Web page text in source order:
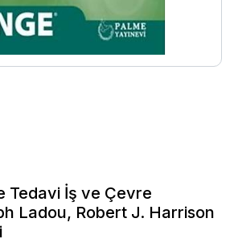
Tedavi İş ve Çevre
Ladou, Robert J. Harrison